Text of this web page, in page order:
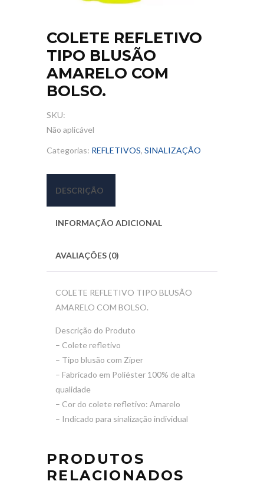
COLETE REFLETIVO
TIPO BLUSÃO
AMARELO COM
BOLSO.
SKU:
Não aplicável
Categorias: REFLETIVOS, SINALIZAÇÃO
DESCRIÇÃO
INFORMAÇÃO ADICIONAL
AVALIAÇÕES (0)
COLETE REFLETIVO TIPO BLUSÃO
AMARELO COM BOLSO.
Descrição do Produto
– Colete refletivo
– Tipo blusão com Ziper
– Fabricado em Poliéster 100% de alta
qualidade
– Cor do colete refletivo: Amarelo
– Indicado para sinalização individual
PRODUTOS
RELACIONADOS